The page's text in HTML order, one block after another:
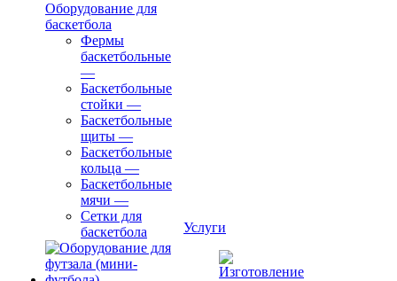
Оборудование для
баскетбола
Фермы
баскетбольные
—
Баскетбольные
стойки —
Баскетбольные
щиты —
Баскетбольные
кольца —
Баскетбольные
мячи —
Сетки для
баскетбола
Услуги